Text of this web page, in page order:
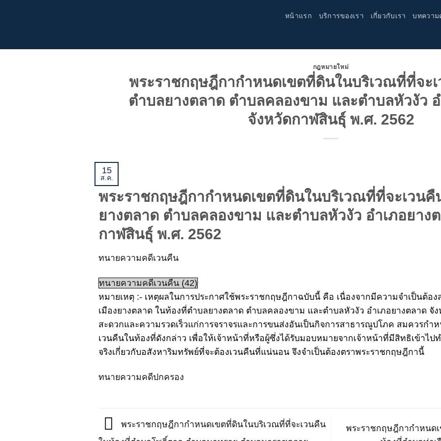
เนื้อหา
หน้าแรก บริการของเรา เกี่ยวกับเรา บทความ
กฎหมายใหม่
พระราชกฤษฎีกากำหนดเขตที่ดินในบริเวณที่ที่จะ
ตำบลยางตลาด ตำบลคลองขาม และตำบลหัวงัว
จังหวัดกาฬสินธุ์ พ.ศ. 2562
15
ส.ค.
พระราชกฤษฎีกากำหนดเขตที่ดินในบริเวณที่ที่จะเวนคื
ยางตลาด ตำบลคลองขาม และตำบลหัวงัว อำเภอยาง
กาฬสินธุ์ พ.ศ. 2562
ทนายความคดีเวนคืน
ทนายความคดีเวนคืน (42)
หมายเหตุ :- เหตุผลในการประกาศใช้พระราชกฤษฎีกาฉบับนี้ คือ เนื่องจากมีความจำเป็นต้อง
เมืองยางตลาด ในท้องที่ตำบลยางตลาด ตำบลคลองขาม และตำบลหัวงัว อำเภอยางตลาด จั
สะดวกและความรวดเร็วแก่การจราจรและการขนส่งอันเป็นกิจการสาธารณูปโภค สมควรกำ
เวนคืนในท้องที่ดังกล่าว เพื่อให้เจ้าหน้าที่หรือผู้ซึ่งได้รับมอบหมายจากเจ้าหน้าที่มีสิทธิเข้าไป
จริงเกี่ยวกับอสังหาริมทรัพย์ที่จะต้องเวนคืนที่แน่นอน จึงจำเป็นต้องตราพระราชกฤษฎีกานี้
ทนายความคดีปกครอง
พระราชกฤษฎีกากำหนดเขตที่ดินในบริเวณที่ที่จะเวนคืน
พระราชกฤษฎีกากำหนด